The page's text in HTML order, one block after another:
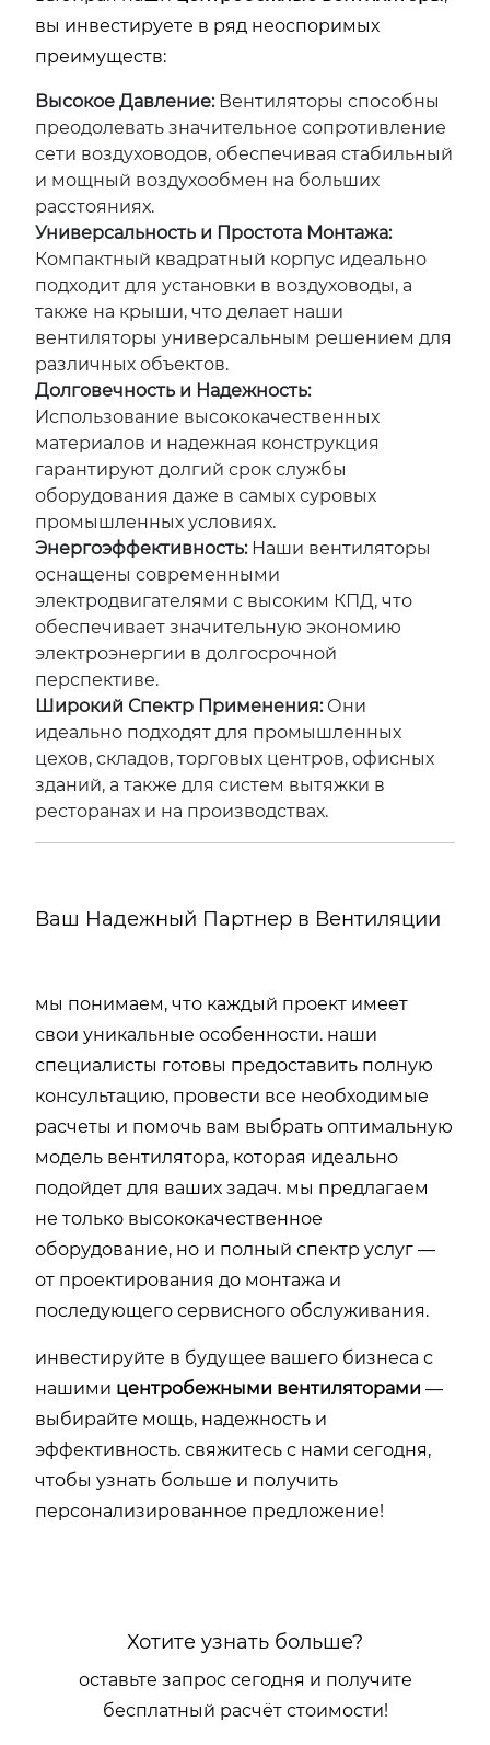
вы инвестируете в ряд неоспоримых
преимуществ:
Высокое Давление:Вентиляторы способны
преодолевать значительное сопротивление
сети воздуховодов, обеспечивая стабильный
и мощный воздухообмен на больших
расстояниях.
Универсальность и Простота Монтажа:
Компактный квадратный корпус идеально
подходит для установки в воздуховоды, а
также на крыши, что делает наши
вентиляторы универсальным решением для
различных объектов.
Долговечность и Надежность:
Использование высококачественных
материалов и надежная конструкция
гарантируют долгий срок службы
оборудования даже в самых суровых
промышленных условиях.
Энергоэффективность:Наши вентиляторы
оснащены современными
электродвигателями с высоким КПД, что
обеспечивает значительную экономию
электроэнергии в долгосрочной
перспективе.
Широкий Спектр Применения:Они
идеально подходят для промышленных
цехов, складов, торговых центров, офисных
зданий, а также для систем вытяжки в
ресторанах и на производствах.
Ваш Надежный Партнер в Вентиляции
мы понимаем, что каждый проект имеет
свои уникальные особенности. наши
специалисты готовы предоставить полную
консультацию, провести все необходимые
расчеты и помочь вам выбрать оптимальную
модель вентилятора, которая идеально
подойдет для ваших задач. мы предлагаем
не только высококачественное
оборудование, но и полный спектр услуг —
от проектирования до монтажа и
последующего сервисного обслуживания.
инвестируйте в будущее вашего бизнеса с
нашими центробежными вентиляторами —
выбирайте мощь, надежность и
эффективность. свяжитесь с нами сегодня,
чтобы узнать больше и получить
персонализированное предложение!
Хотите узнать больше?
оставьте запрос сегодня и получите
бесплатный расчёт стоимости!